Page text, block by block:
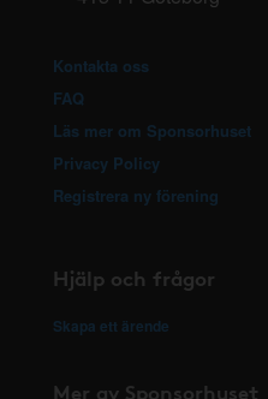
Kontakta oss
FAQ
Läs mer om Sponsorhuset
Privacy Policy
Registrera ny förening
Hjälp och frågor
Skapa ett ärende
Mer av Sponsorhuset